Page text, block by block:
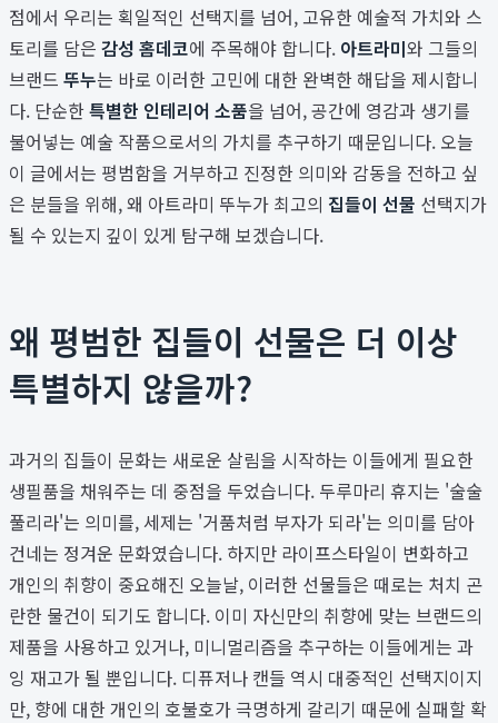
점에서 우리는 획일적인 선택지를 넘어, 고유한 예술적 가치와 스
토리를 담은 감성 홈데코에 주목해야 합니다. 아트라미와 그들의
브랜드 뚜누는 바로 이러한 고민에 대한 완벽한 해답을 제시합니
다. 단순한 특별한 인테리어 소품을 넘어, 공간에 영감과 생기를
불어넣는 예술 작품으로서의 가치를 추구하기 때문입니다. 오늘
이 글에서는 평범함을 거부하고 진정한 의미와 감동을 전하고 싶
은 분들을 위해, 왜 아트라미 뚜누가 최고의 집들이 선물 선택지가
될 수 있는지 깊이 있게 탐구해 보겠습니다.
왜 평범한 집들이 선물은 더 이상
특별하지 않을까?
과거의 집들이 문화는 새로운 살림을 시작하는 이들에게 필요한
생필품을 채워주는 데 중점을 두었습니다. 두루마리 휴지는 '술술
풀리라'는 의미를, 세제는 '거품처럼 부자가 되라'는 의미를 담아
건네는 정겨운 문화였습니다. 하지만 라이프스타일이 변화하고
개인의 취향이 중요해진 오늘날, 이러한 선물들은 때로는 처치 곤
란한 물건이 되기도 합니다. 이미 자신만의 취향에 맞는 브랜드의
제품을 사용하고 있거나, 미니멀리즘을 추구하는 이들에게는 과
잉 재고가 될 뿐입니다. 디퓨저나 캔들 역시 대중적인 선택지이지
만, 향에 대한 개인의 호불호가 극명하게 갈리기 때문에 실패할 확